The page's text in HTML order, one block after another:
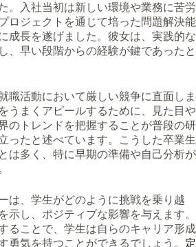
。入社当初は新しい環境や業務に苦労
ロジェクトを通じて培った問題解決能
成長を遂げました。彼女は、実践的な
、早い段階からの経験が鍵であったと
職活動において厳しい競争に直面しま
うまくアピールするために、見た目や
のトレンドを把握することが普段の研
ったと述べています。こうした卒業生
は多く、特に早期の準備や自己分析が
は、学生がどのように挑戦を乗り越
示し、ポジティブな影響を与えます。
ることで、学生は自らのキャリア形成
勇気を持つことができるでしょう。 定